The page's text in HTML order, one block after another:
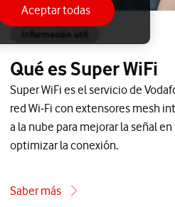
Ayuda Vodafone
Información útil
Qué es Super WiFi
Super WiFi es el servicio de
red Wi‑Fi con extensores mesh
a la nube para mejorar la señal
optimizar la conexión.
Saber más
acerca de Qué es Super WiFi
Aceptar todas